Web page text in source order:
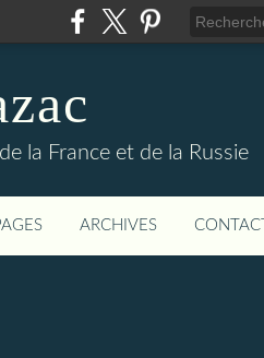
la France et de la Russie
ARCHIVES CONTACT